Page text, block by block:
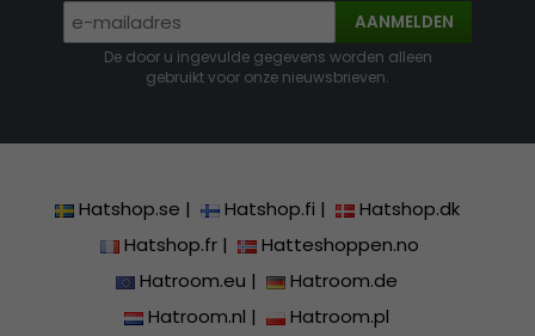
AANMELDEN
De door u ingevulde gegevens worden alleen
gebruikt voor onze nieuwsbrieven.
Hatshop.se | Hatshop.fi |
Hatshop.dk
Hatshop.fr|
Hatteshoppen.no
Hatroom.eu |
Hatroom.de
Hatroom.nl | Hatroom.pl